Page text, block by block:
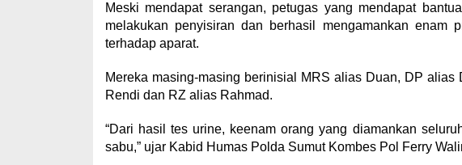
Meski mendapat serangan, petugas yang mendapat
melakukan penyisiran dan berhasil mengamankan enam
terhadap aparat.
Mereka masing-masing berinisial MRS alias Duan, DP
Rendi dan RZ alias Rahmad.
“Dari hasil tes urine, keenam orang yang diamankan
sabu,” ujar Kabid Humas Polda Sumut Kombes Pol Ferry